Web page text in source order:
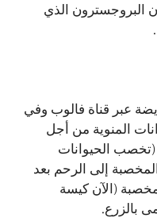
البروجسترون الذي
عبر قناة فالوب وفي
المنوية من أجل
الحيوانات
إلى الرحم بعد
(الآن كيسة
بالزرع.